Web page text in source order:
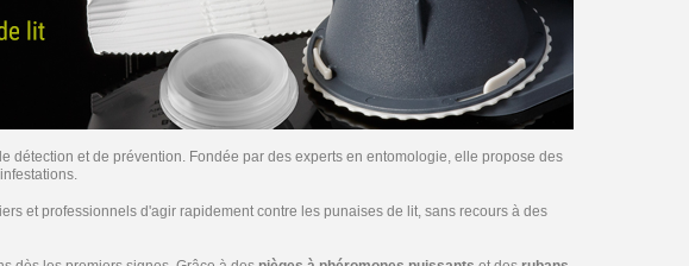
et de prévention. Fondée par des experts en entomologie, elle propose des
et professionnels d'agir rapidement contre les punaises de lit, sans recours à des